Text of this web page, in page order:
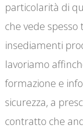
particolarità di
che vede
insediamenti
lavoriamo
formazione e
sicurezza, a
contratto che